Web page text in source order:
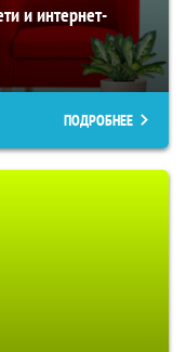
и интернет-
ПОДРОБНЕЕ